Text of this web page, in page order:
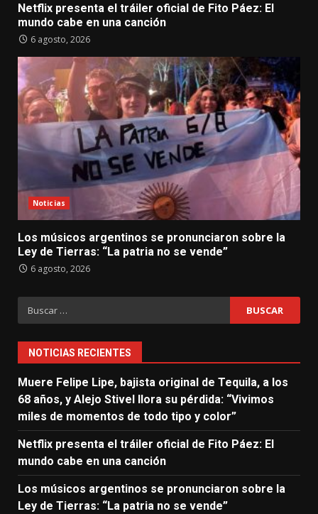
Netflix presenta el tráiler oficial de Fito Páez: El
mundo cabe en una canción
6 agosto, 2026
Noticias
Los músicos argentinos se pronunciaron sobre la
Ley de Tierras: “La patria no se vende”
6 agosto, 2026
Buscar:
NOTICIAS RECIENTES
Muere Felipe Lipe, bajista original de Tequila, a los
68 años, y Alejo Stivel llora su pérdida: “Vivimos
miles de momentos de todo tipo y color”
Netflix presenta el tráiler oficial de Fito Páez: El
mundo cabe en una canción
Los músicos argentinos se pronunciaron sobre la
Ley de Tierras: “La patria no se vende”